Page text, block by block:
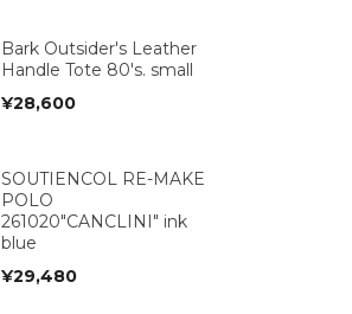
Bark Outsider's Leather
Handle Tote 80's. small
¥28,600
SOUTIENCOL RE-MAKE
POLO
261020"CANCLINI" ink
blue
¥29,480